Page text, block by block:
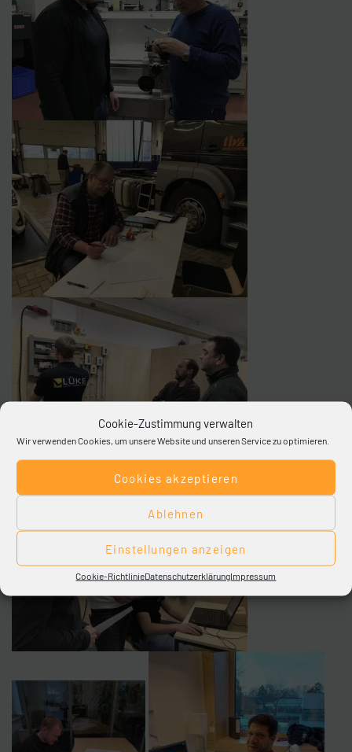
Cookie-Zustimmung verwalten
Wir verwenden Cookies, um unsere Website und unseren Service zu optimieren.
Cookies akzeptieren
Ablehnen
Einstellungen anzeigen
Cookie-RichtlinieDatenschutzerklärungImpressum